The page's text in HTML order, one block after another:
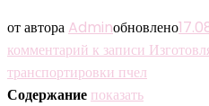
от автора Adminобновлено
комментарий к записи
транспортировки пчел
Содержание показать